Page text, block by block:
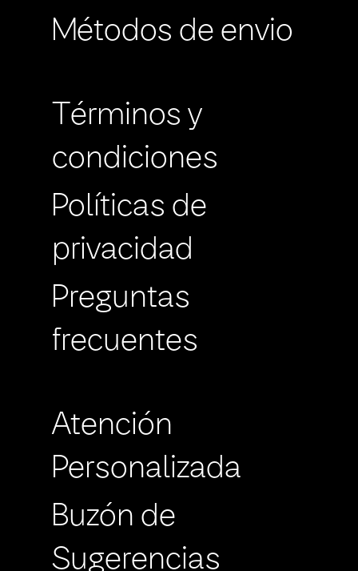
Métodos de envio
Términos y
condiciones
Políticas de
privacidad
Preguntas
frecuentes
Atención
Personalizada
Buzón de
Sugerencias